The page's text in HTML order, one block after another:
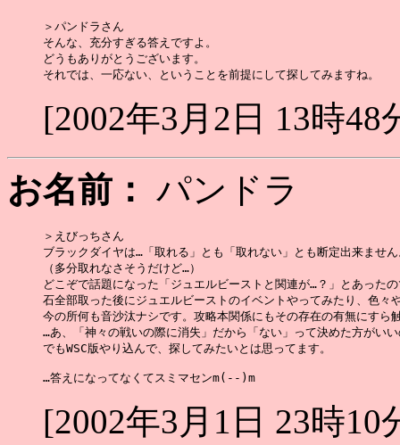
＞パンドラさん
そんな、充分すぎる答えですよ。
どうもありがとうございます。
[2002年3月2日 13時48
お名前： パンドラ
＞えびっちさん
ブラックダイヤは…「取れる」とも「取れない」とも断定出来ませ
（多分取れなさそうだけど…）
どこぞで話題になった「ジュエルビーストと関連が…？」とあった
石全部取った後にジュエルビーストのイベントやってみたり、色々
今の所何も音沙汰ナシです。攻略本関係にもその存在の有無にすら
…あ、「神々の戦いの際に消失」だから「ない」って決めた方がい
でもWSC版やり込んで、探してみたいとは思ってます。
[2002年3月1日 23時10